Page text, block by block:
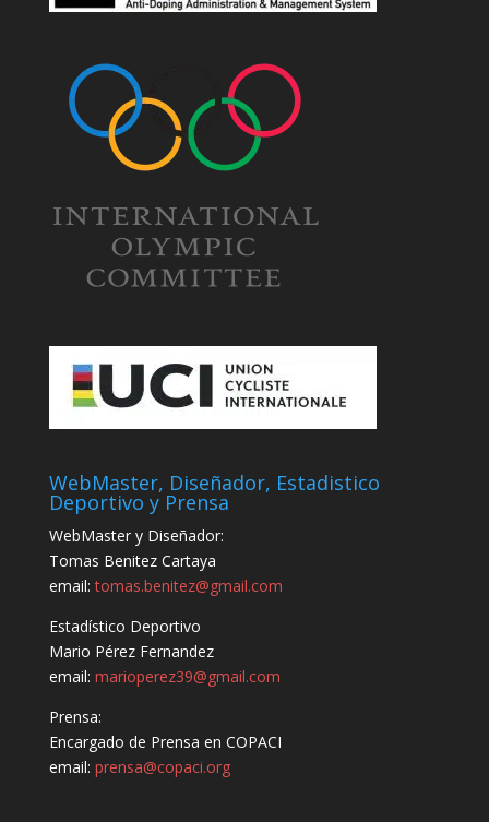
WebMaster, Diseñador, Estadistico
Deportivo y Prensa
WebMaster y Diseñador:
Tomas Benitez Cartaya
email:tomas.benitez@gmail.com
Estadístico Deportivo
Mario Pérez Fernandez
email: marioperez39@gmail.com
Prensa:
Encargado de Prensa en COPACI
email: prensa@copaci.org